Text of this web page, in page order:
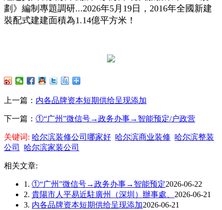
劃》編制專題調研...2026年5月19日，2016年全國新建
裝配式建建面積為1.14億平方米！
上一篇： 内各品牌资本短期供给呈现添加
下一篇： ①“广州”微信号→政务办事→智能预定/户政营
关键词: 哈尔滨装修公司哪家好 哈尔滨商业装修 哈尔滨整装
公司
哈尔滨家装公司
相关文章:
1. ①“广州”微信号→政务办事→智能预定2026-06-22
2. 貴陽市人平易近駐廣州（深圳）辦事處、 2026-06-21
3. 内各品牌资本短期供给呈现添加2026-06-21